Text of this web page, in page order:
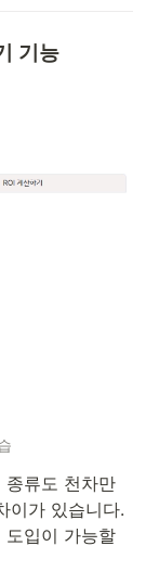
기능
종류도 천차만
이가 있습니다.
도입이 가능할